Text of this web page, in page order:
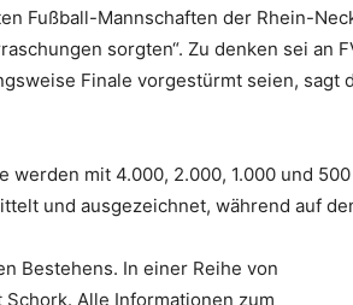
Fußball-Mannschaften der Rhein-
sorgten“. Zu denken sei an
Finale vorgestürmt seien, sagt
mit 4.000, 2.000, 1.000 und
und ausgezeichnet, während auf
Bestehens. In einer Reihe von
Alle Informationen zum